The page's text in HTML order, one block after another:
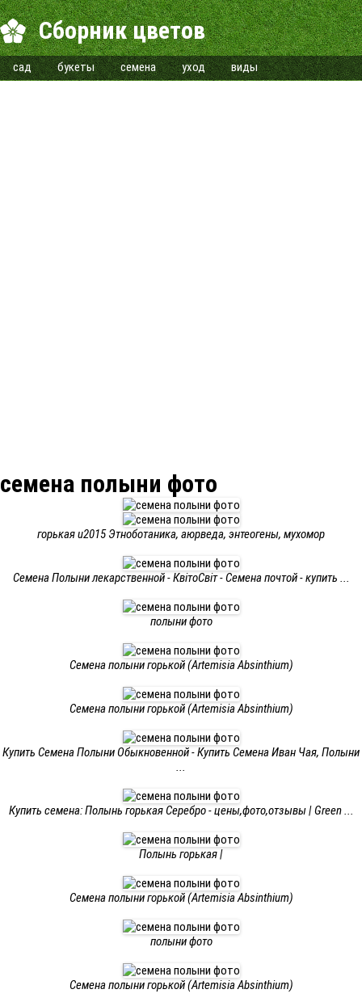
Сборник цветов
сад букеты семена уход виды
семена полыни фото
горькая u2015 Этноботаника, аюрведа, энтеогены, мухомор
Семена Полыни лекарственной - КвітоCвіт - Семена почтой - купить ...
полыни фото
Семена полыни горькой (Artemisia Absinthium)
Семена полыни горькой (Artemisia Absinthium)
Купить Семена Полыни Обыкновенной - Купить Семена Иван Чая, Полыни
...
Купить семена: Полынь горькая Серебро - цены,фото,отзывы | Green ...
Полынь горькая |
Семена полыни горькой (Artemisia Absinthium)
полыни фото
Семена полыни горькой (Artemisia Absinthium)